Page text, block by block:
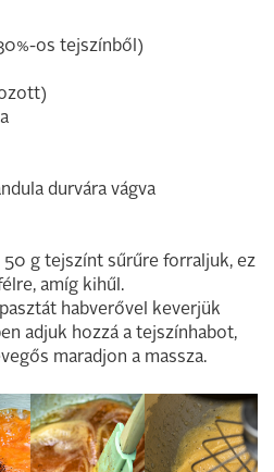
os tejszínből)
durvára vágva
50 g tejszínt sűrűre forraljuk, ez
amíg kihűl.
habverővel keverjük
adjuk hozzá a tejszínhabot,
maradjon a massza.